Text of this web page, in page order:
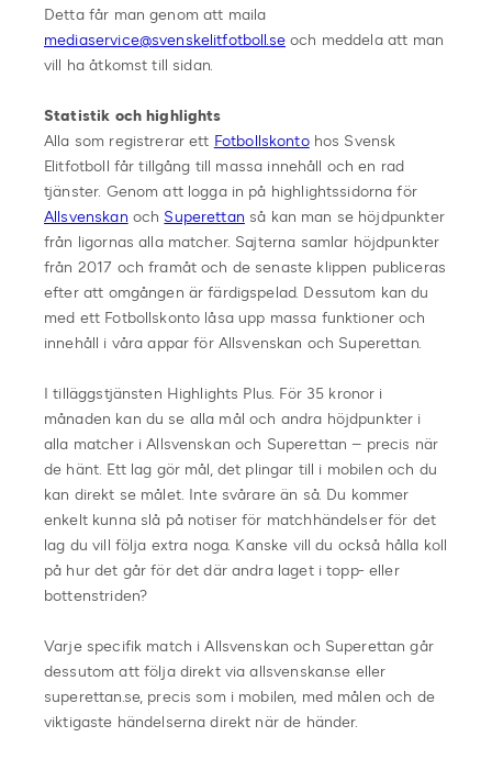
Detta får man genom att maila
mediaservice@svenskelitfotboll.seoch meddela att man
vill ha åtkomst till sidan.
Statistik och highlights
Alla som registrerar ett Fotbollskontohos Svensk
Elitfotboll får tillgång till massa innehåll och en rad
tjänster. Genom att logga in på highlightssidorna för
Allsvenskan och Superettan så kan man se höjdpunkter
från ligornas alla matcher. Sajterna samlar höjdpunkter
från 2017 och framåt och de senaste klippen publiceras
efter att omgången är färdigspelad. Dessutom kan du
med ett Fotbollskonto låsa upp massa funktioner och
innehåll i våra appar för Allsvenskan och Superettan.
I tilläggstjänsten Highlights Plus. För 35 kronor i
månaden kan du se alla mål och andra höjdpunkter i
alla matcher i Allsvenskan och Superettan – precis när
de hänt. Ett lag gör mål, det plingar till i mobilen och du
kan direkt se målet. Inte svårare än så. Du kommer
enkelt kunna slå på notiser för matchhändelser för det
lag du vill följa extra noga. Kanske vill du också hålla koll
på hur det går för det där andra laget i topp- eller
bottenstriden?
Varje specifik match i Allsvenskan och Superettan går
dessutom att följa direkt via allsvenskan.se eller
superettan.se, precis som i mobilen, med målen och de
viktigaste händelserna direkt när de händer.